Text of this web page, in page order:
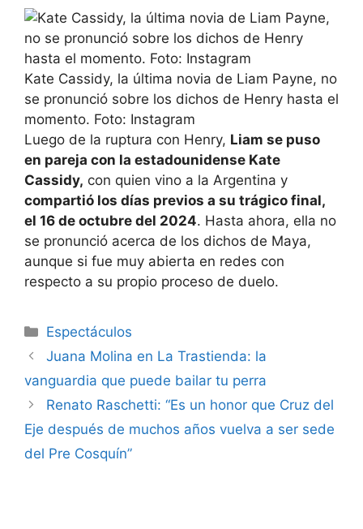
Kate Cassidy, la última novia de Liam Payne, no
se pronunció sobre los dichos de Henry hasta el
momento. Foto: Instagram
Luego de la ruptura con Henry, Liam se puso
en pareja con la estadounidense Kate
Cassidy, con quien vino a la Argentina y
compartió los días previos a su trágico final,
el 16 de octubre del 2024. Hasta ahora, ella no
se pronunció acerca de los dichos de Maya,
aunque si fue muy abierta en redes con
respecto a su propio proceso de duelo.
Espectáculos
Juana Molina en La Trastienda: la
vanguardia que puede bailar tu perra
Renato Raschetti: “Es un honor que Cruz del
Eje después de muchos años vuelva a ser sede
del Pre Cosquín”